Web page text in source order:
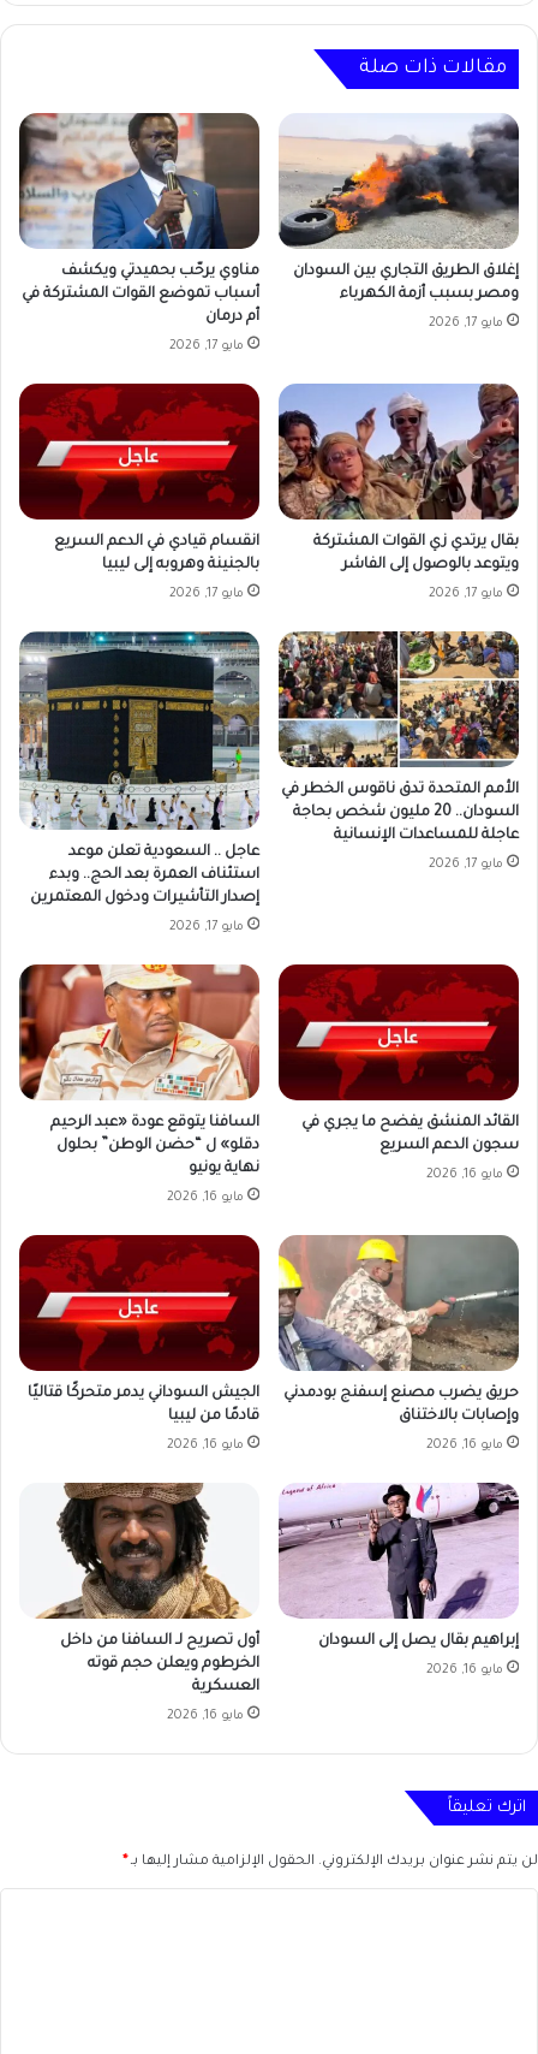
مقالات ذات صلة
إغلاق الطريق التجاري بين السودان
ومصر بسبب أزمة الكهرباء
مايو 17, 2026
مناوي يرحّب بحميدتي ويكشف
أسباب تموضع القوات المشتركة في
أم درمان
مايو 17, 2026
بقال يرتدي زي القوات المشتركة
ويتوعد بالوصول إلى الفاشر
مايو 17, 2026
انقسام قيادي في الدعم السريع
بالجنينة وهروبه إلى ليبيا
مايو 17, 2026
الأمم المتحدة تدق ناقوس الخطر في
السودان.. 20 مليون شخص بحاجة
عاجلة للمساعدات الإنسانية
مايو 17, 2026
عاجل .. السعودية تعلن موعد
استئناف العمرة بعد الحج.. وبدء
إصدار التأشيرات ودخول المعتمرين
مايو 17, 2026
القائد المنشق يفضح ما يجري في
سجون الدعم السريع
مايو 16, 2026
السافنا يتوقع عودة «عبد الرحيم
دقلو» ل “حضن الوطن” بحلول
نهاية يونيو
مايو 16, 2026
حريق يضرب مصنع إسفنج بودمدني
وإصابات بالاختناق
مايو 16, 2026
الجيش السوداني يدمر متحركًا قتاليًا
قادمًا من ليبيا
مايو 16, 2026
إبراهيم بقال يصل إلى السودان
مايو 16, 2026
أول تصريح لـ السافنا من داخل
الخرطوم ويعلن حجم قوته
العسكرية
مايو 16, 2026
اترك تعليقاً
لن يتم نشر عنوان بريدك الإلكتروني. الحقول الإلزامية مشار إليها بـ*